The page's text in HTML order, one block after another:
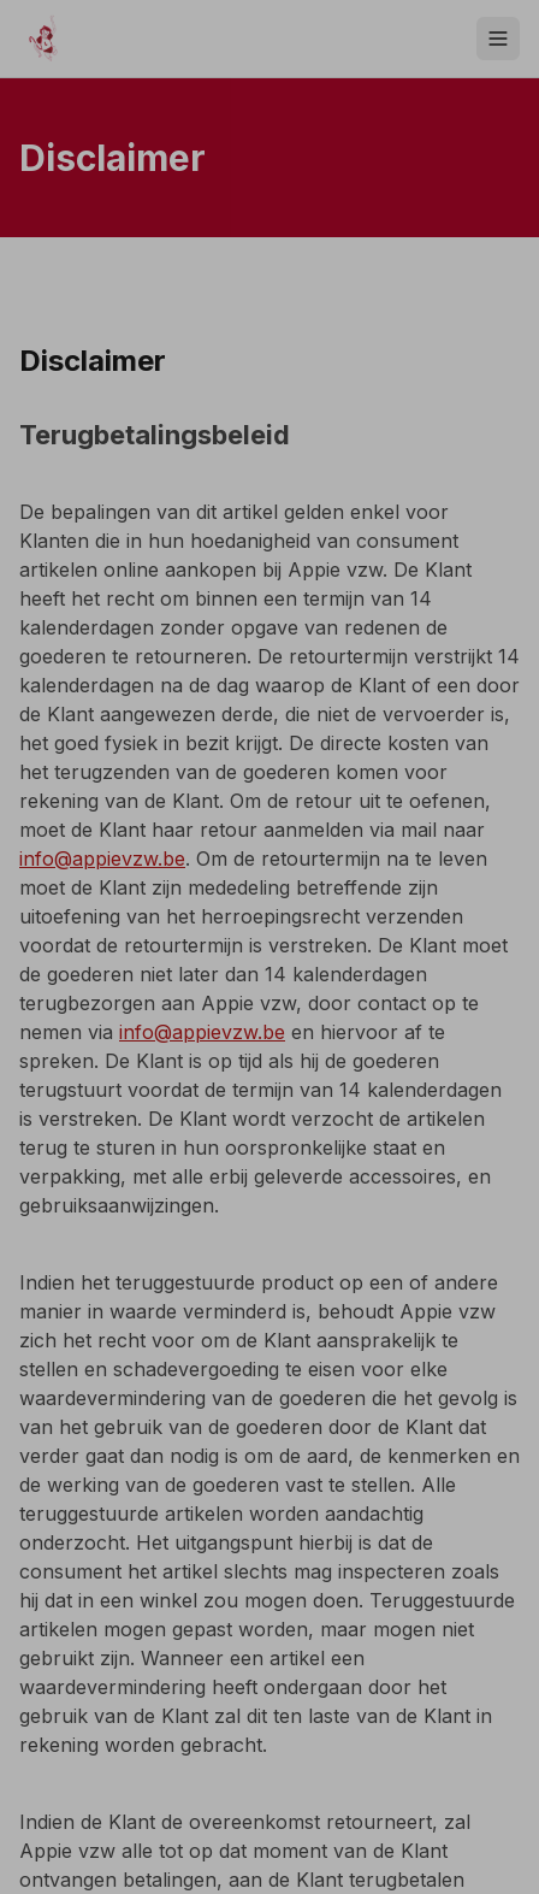
Disclaimer
Disclaimer
Terugbetalingsbeleid
De bepalingen van dit artikel gelden enkel voor
Klanten die in hun hoedanigheid van consument
artikelen online aankopen bij Appie vzw. De Klant
heeft het recht om binnen een termijn van 14
kalenderdagen zonder opgave van redenen de
goederen te retourneren. De retourtermijn verstrijkt 14
kalenderdagen na de dag waarop de Klant of een door
de Klant aangewezen derde, die niet de vervoerder is,
het goed fysiek in bezit krijgt. De directe kosten van
het terugzenden van de goederen komen voor
rekening van de Klant. Om de retour uit te oefenen,
moet de Klant haar retour aanmelden via mail naar
info@appievzw.be. Om de retourtermijn na te leven
moet de Klant zijn mededeling betreffende zijn
uitoefening van het herroepingsrecht verzenden
voordat de retourtermijn is verstreken. De Klant moet
de goederen niet later dan 14 kalenderdagen
terugbezorgen aan Appie vzw, door contact op te
nemen via info@appievzw.be en hiervoor af te
spreken. De Klant is op tijd als hij de goederen
terugstuurt voordat de termijn van 14 kalenderdagen
is verstreken. De Klant wordt verzocht de artikelen
terug te sturen in hun oorspronkelijke staat en
verpakking, met alle erbij geleverde accessoires, en
gebruiksaanwijzingen.
Indien het teruggestuurde product op een of andere
manier in waarde verminderd is, behoudt Appie vzw
zich het recht voor om de Klant aansprakelijk te
stellen en schadevergoeding te eisen voor elke
waardevermindering van de goederen die het gevolg is
van het gebruik van de goederen door de Klant dat
verder gaat dan nodig is om de aard, de kenmerken en
de werking van de goederen vast te stellen. Alle
teruggestuurde artikelen worden aandachtig
onderzocht. Het uitgangspunt hierbij is dat de
consument het artikel slechts mag inspecteren zoals
hij dat in een winkel zou mogen doen. Teruggestuurde
artikelen mogen gepast worden, maar mogen niet
gebruikt zijn. Wanneer een artikel een
waardevermindering heeft ondergaan door het
gebruik van de Klant zal dit ten laste van de Klant in
rekening worden gebracht.
Indien de Klant de overeenkomst retourneert, zal
Appie vzw alle tot op dat moment van de Klant
ontvangen betalingen, aan de Klant terugbetalen